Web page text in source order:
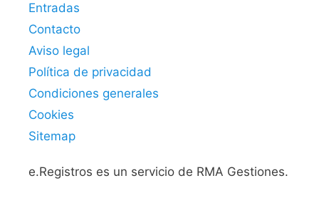
Entradas
Contacto
Aviso legal
Política de privacidad
Condiciones generales
Cookies
Sitemap
e.Registros es un servicio de RMA Gestiones.